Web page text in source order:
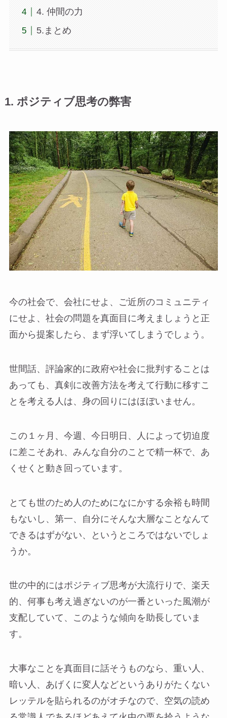
4. 仲間の力
5.まとめ
1. ポジティブ思考の弊害
今の社会で、会社にせよ、ご近所のコミュニティ
にせよ、社会の問題を真面目に考えましょうと正
面から提案したら、まず浮いてしまうでしょう。
世間話、評論家的に政府や社会に批判することは
あっても、真剣に改善方法を考えて行動に移すこ
とを考える人は、身の回りにはほぼいません。
この１ヶ月、今週、今日明日、人によって切迫度
に差こそあれ、みんな自分のことで精一杯で、あ
くせくと動き回っています。
とても世のため人のためになにかする余裕も時間
もないし、第一、自分にそんな大層なことなんて
できるはずがない、というところではないでしょ
うか。
世の中的にはポジティブ思考が大流行りで、楽天
的、何事も考え過ぎないのが一番といった風潮が
支配していて、このような傾向を助長していま
す。
大事なことを真面目に話そうものなら、重い人、
暗い人、あげくに変人などというありがたくない
レッテルを貼られるのがオチなので、空気の読め